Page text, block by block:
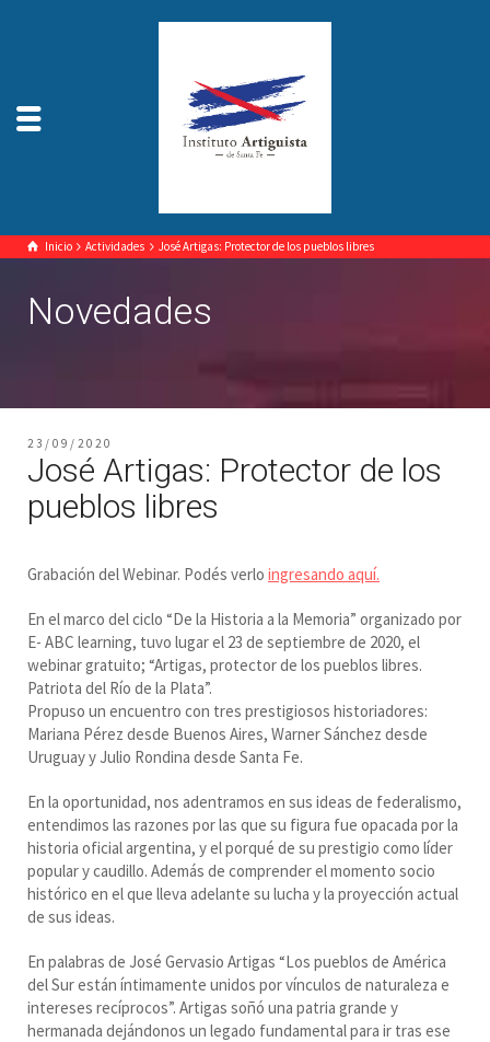
Inicio Actividades José Artigas: Protector de los pueblos libres
Novedades
23/09/2020
José Artigas: Protector de los
pueblos libres
Grabación del Webinar. Podés verlo ingresando aquí.
En el marco del ciclo “De la Historia a la Memoria” organizado por
E- ABC learning, tuvo lugar el 23 de septiembre de 2020, el
webinar gratuito; “Artigas, protector de los pueblos libres.
Patriota del Río de la Plata”.
Propuso un encuentro con tres prestigiosos historiadores:
Mariana Pérez desde Buenos Aires, Warner Sánchez desde
Uruguay y Julio Rondina desde Santa Fe.
En la oportunidad, nos adentramos en sus ideas de federalismo,
entendimos las razones por las que su figura fue opacada por la
historia oficial argentina, y el porqué de su prestigio como líder
popular y caudillo. Además de comprender el momento socio
histórico en el que lleva adelante su lucha y la proyección actual
de sus ideas.
En palabras de José Gervasio Artigas “Los pueblos de América
del Sur están íntimamente unidos por vínculos de naturaleza e
intereses recíprocos”. Artigas soñó una patria grande y
hermanada dejándonos un legado fundamental para ir tras ese